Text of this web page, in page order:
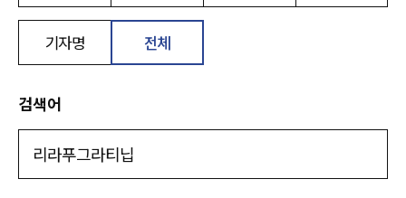
기자명 전체
검색어